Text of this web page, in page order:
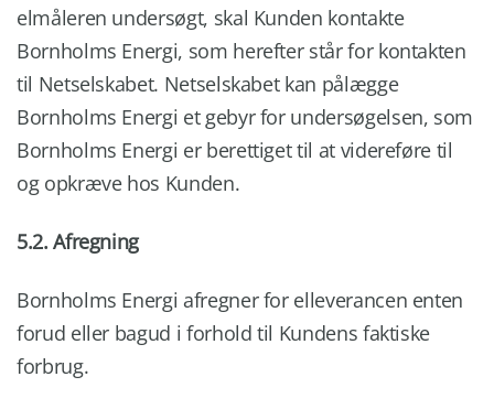
elmåleren undersøgt, skal Kunden kontakte
Bornholms Energi, som herefter står for kontakten
til Netselskabet. Netselskabet kan pålægge
Bornholms Energi et gebyr for undersøgelsen, som
Bornholms Energi er berettiget til at videreføre til
og opkræve hos Kunden.
5.2. Afregning
Bornholms Energi afregner for elleverancen enten
forud eller bagud i forhold til Kundens faktiske
forbrug.